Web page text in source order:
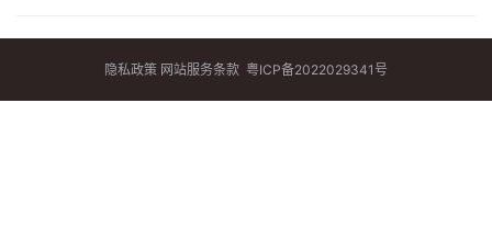
隐私政策 网站服务条款 粤ICP备2022029341号